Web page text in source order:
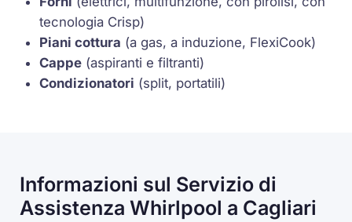
tecnologia Crisp)
Piani cottura (a gas, a induzione, FlexiCook)
Cappe (aspiranti e filtranti)
Condizionatori (split, portatili)
Informazioni sul Servizio di
Assistenza Whirlpool a Cagliari